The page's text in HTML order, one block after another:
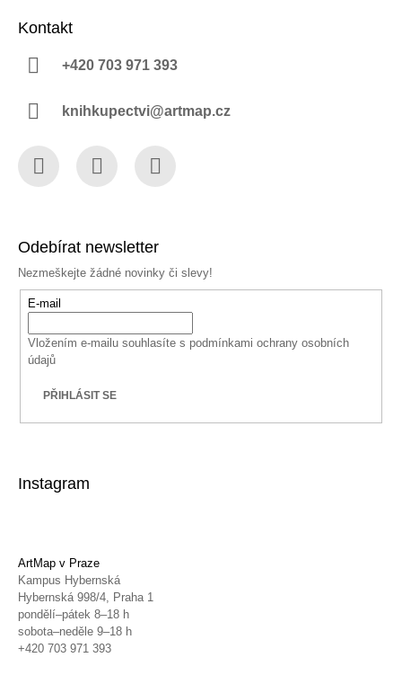
Kontakt
+420 703 971 393
knihkupectvi@artmap.cz
Odebírat newsletter
Nezmeškejte žádné novinky či slevy!
E-mail
Vložením e-mailu souhlasíte s podmínkami ochrany osobních
údajů
PŘIHLÁSIT SE
Instagram
ArtMap v Praze
Kampus Hybernská
Hybernská 998/4, Praha 1
pondělí–pátek 8–18 h
sobota–neděle 9–18 h
+420 703 971 393